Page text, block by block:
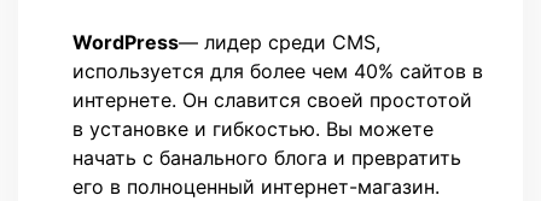
WordPress— лидер среди CMS,
используется для более чем 40% сайтов в
интернете. Он славится своей простотой
в установке и гибкостью. Вы можете
начать с банального блога и превратить
его в полноценный интернет-магазин.